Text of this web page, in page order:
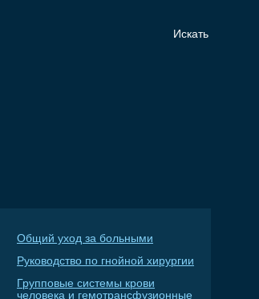
Общий уход за больными
Руководство по гнойной хирургии
Групповые системы крови
человека и гемотрансфузионные